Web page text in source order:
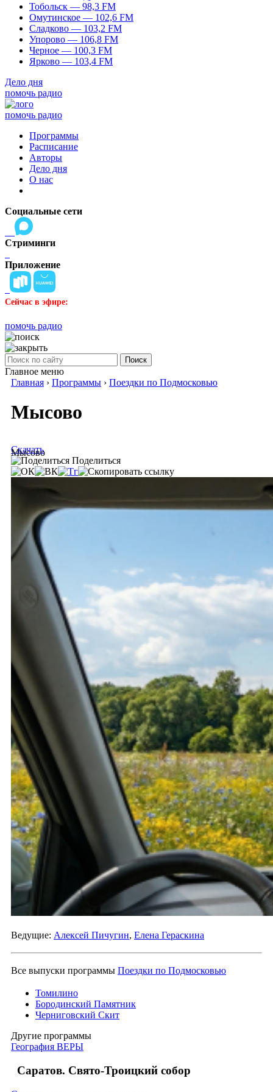
Тобольск — 98,3 FM
Омутинское — 102,6 FM
Сладково — 103,2 FM
Упорово — 106,8 FM
Черное — 100,3 FM
Ярково — 103,4 FM
Дело дня
помочь радио
помочь радио
Программы
Расписание
Авторы
Дело дня
О нас
Социальные сети
Стриминги
Приложение
Сейчас в эфире:
помочь радио
Поиск
Главное меню
Главная › Программы › Поездки по Подмосковью
Мысово
Мысово
Скачать
Поделиться
Ведущие: Алексей Пичугин, Елена Гераскина
Все выпуски программы Поездки по Подмосковью
Томилино
Бородинский Памятник
Черниговский Скит
Другие программы
География ВЕРЫ
Саратов. Свято-Троицкий собор